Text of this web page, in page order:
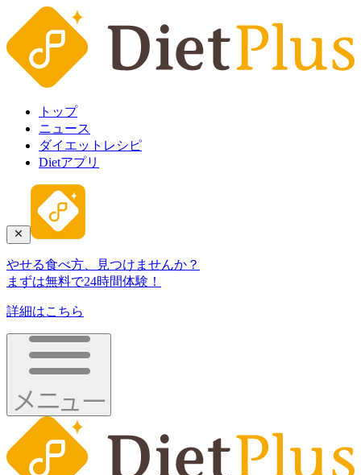
トップ
ニュース
ダイエットレシピ
Dietアプリ
やせる食べ方、見つけませんか？
まずは無料で24時間体験！
詳細はこちら